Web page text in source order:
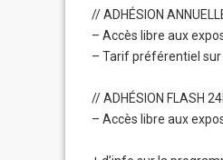
// ADHÉSION
– Accès libre aux
– Tarif préférentiel
// ADHÉSION FLASH
– Accès libre aux